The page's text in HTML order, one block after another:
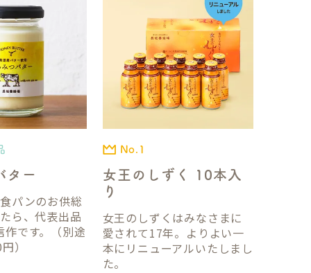
ター
パンのお供総
ら、代表出品
作です。（別途
）
No.1
女王のしずく 10本入
り
女王のしずくはみなさまに
愛されて17年。よりよい一
本にリニューアルいたしまし
た。